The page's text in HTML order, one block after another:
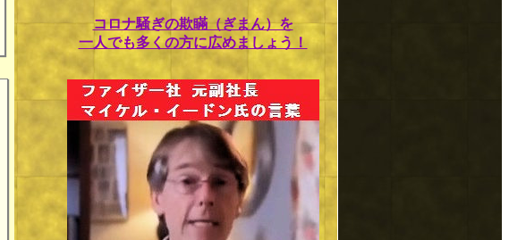
コロナ騒ぎの欺瞞（ぎまん）を
一人でも多くの方に広めましょう！